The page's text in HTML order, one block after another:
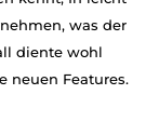
was der
diente wohl
neuen Features.